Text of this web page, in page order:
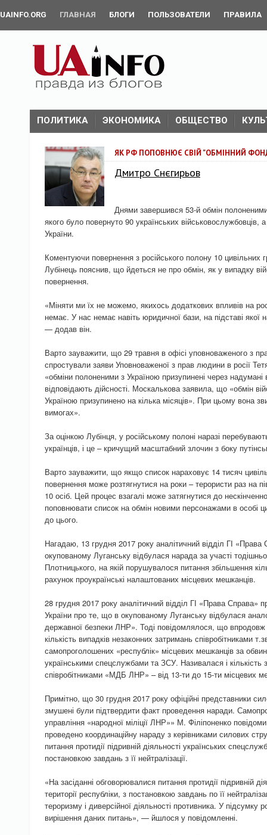
UAINFO.ORG ГЛАВНАЯ БЛОГИ ПОЛЬЗОВАТЕЛИ ПРАВИЛА
ПОЛИТИКА ЭКОНОМИКА ОБЩЕСТВО
ЯК РФ ПОПОВНЮЄ СВІЙ "ОБМІННИЙ
Дмитро Снєгирьов
Днями завершився 53-й обмін
якого було повернуто 90 українських військовослужбовців,
України.
Коментуючи повернення з російського полону 10
Лубінець пояснив, що йдеться не про обмін, як у випадку
повернення.
«Міняти ми їх не можемо, якихось додаткових впливів на
немає. У нас немає навіть юридичної бази, на підставі
— додав він.
Варто зауважити, що 29 травня в офісі уповноваженого з
спростували заяви Уповноваженої з прав людини в росії
«обміни полоненими з Україною призупинені через надумані
відповідають дійсності. Москалькова заявила, що «обмін
Україною призупинено на кілька місяців». При цьому вона
вимогах».
За оцінкою Лубінця, у російському полоні наразі
українців, і це – кричущий масштабний злочин з боку
Варто зауважити, що якщо список нараховує 14 тисяч
повернення може розтягнутися на роки – терористи раз на
10 осіб. Цей процес взагалі може затягнутися до
поповнювати список на обмін новими персонажами в особі
до цього.
Нагадаю, 13 грудня 2017 року аналітичний відділ ГІ
окупованому Луганську відбулася нарада за участі
Плотницького, на якій порушувалося питання збільшення
рахунок проукраїнські налаштованих місцевих мешканців.
28 грудня 2017 року аналітичний відділ ГІ «Права Справа»
України про те, що в окупованому Луганську відбулася
державної безпеки ЛНР». Тоді повідомлялося, що впродовж
кількість випадків незаконних затримань співробітниками
самопроголошених «республік» місцевих мешканців за
українськими спецслужбами та ЗСУ. Називалася і кількість
співробітниками «МДБ ЛНР» – від 13-ти до 15-ти місцевих
Примітно, що 30 грудня 2017 року офіційні представники
змушені були підтвердити факт проведення наради.
управління «народної міліції ЛНР»» М. Філіпоненко
проведено координаційну нараду з керівниками силових
питання протидії підривній діяльності українських
постановкою завдань з її нейтралізації.
«На засіданні обговорювалися питання протидії підривній
території республіки, з постановкою завдань по її
тероризму і диверсійної діяльності противника. У
вирішення даних питань», — йшлося у повідомленні.